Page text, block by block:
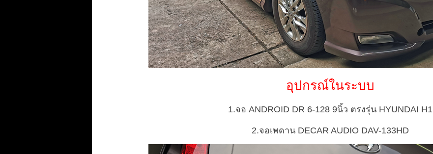
อุปกรณ์ในระบบ
1.จอ ANDROID DR 6-128 9นิ้ว ตรงรุ่น HYUNDAI H1
2.จอเพดาน DECAR AUDIO DAV-133HD